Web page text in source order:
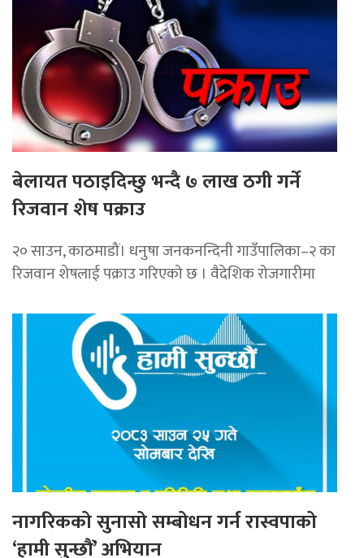
बेलायत पठाइदिन्छु भन्दै ७ लाख ठगी गर्ने
रिजवान शेष पक्राउ
२० साउन, काठमाडौं। धनुषा जनकनन्दिनी गाउँपालिका–२ का
रिजवान शेषलाई पक्राउ गरिएको छ । वैदेशिक रोजगारीमा
नागरिकको सुनासो सम्बोधन गर्न रास्वपाको
‘हामी सुन्छौं’ अभियान